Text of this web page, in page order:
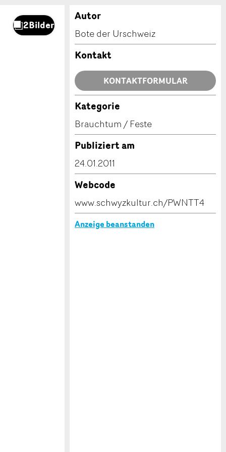
Autor
Bote der Urschweiz
Kontakt
KONTAKTFORMULAR
Kategorie
Brauchtum / Feste
Publiziert am
24.01.2011
Webcode
www.schwyzkultur.ch/PWNTT4
Anzeige beanstanden